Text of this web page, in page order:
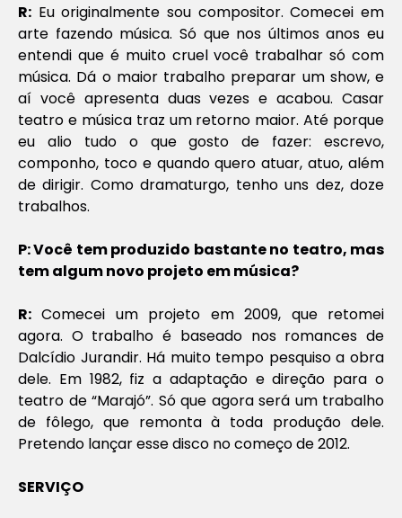
R: Eu originalmente sou compositor. Comecei em
arte fazendo música. Só que nos últimos anos eu
entendi que é muito cruel você trabalhar só com
música. Dá o maior trabalho preparar um show, e
aí você apresenta duas vezes e acabou. Casar
teatro e música traz um retorno maior. Até porque
eu alio tudo o que gosto de fazer: escrevo,
componho, toco e quando quero atuar, atuo, além
de dirigir. Como dramaturgo, tenho uns dez, doze
trabalhos.
P: Você tem produzido bastante no teatro, mas
tem algum novo projeto em música?
R: Comecei um projeto em 2009, que retomei
agora. O trabalho é baseado nos romances de
Dalcídio Jurandir. Há muito tempo pesquiso a obra
dele. Em 1982, fiz a adaptação e direção para o
teatro de “Marajó”. Só que agora será um trabalho
de fôlego, que remonta à toda produção dele.
Pretendo lançar esse disco no começo de 2012.
SERVIÇO